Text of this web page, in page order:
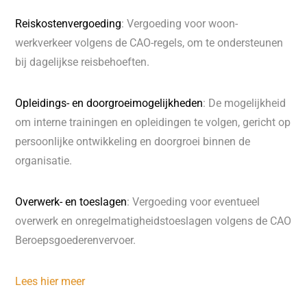
Reiskostenvergoeding: Vergoeding voor woon-
werkverkeer volgens de CAO-regels, om te ondersteunen
bij dagelijkse reisbehoeften.
Opleidings- en doorgroeimogelijkheden: De mogelijkheid
om interne trainingen en opleidingen te volgen, gericht op
persoonlijke ontwikkeling en doorgroei binnen de
organisatie.
Overwerk- en toeslagen: Vergoeding voor eventueel
overwerk en onregelmatigheidstoeslagen volgens de CAO
Beroepsgoederenvervoer.
Lees hier meer